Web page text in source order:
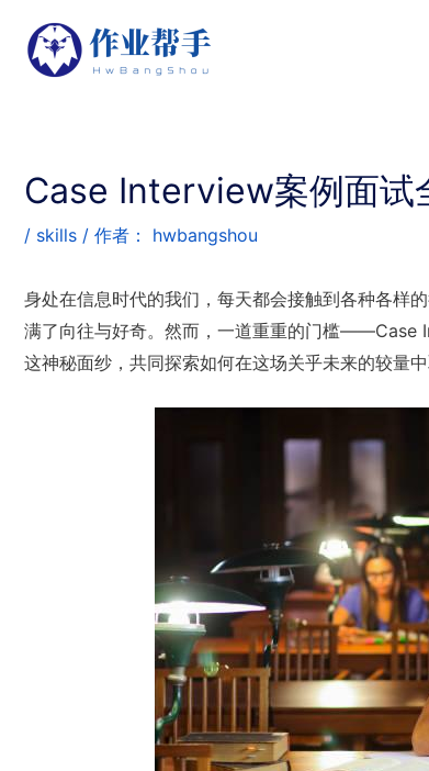
Case Interview案例面试
/ skills / 作者： hwbangshou
身处在信息时代的我们，每天都会接触到各种各样
满了向往与好奇。然而，一道重重的门槛——Case
这神秘面纱，共同探索如何在这场关乎未来的较量中